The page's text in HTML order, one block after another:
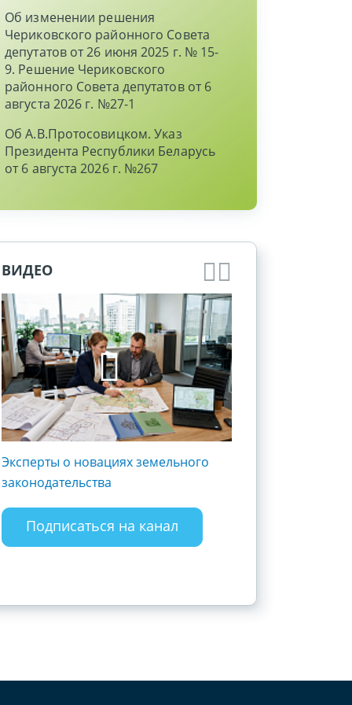
Об изменении решения
Чериковского районного Совета
депутатов от 26 июня 2025 г. № 15-
9. Решение Чериковского
районного Совета депутатов от 6
августа 2026 г. №27-1
Об А.В.Протосовицком. Указ
Президента Республики Беларусь
от 6 августа 2026 г. №267
ВИДЕО
Эксперты о новациях земельного
законодательства
Подписаться на канал